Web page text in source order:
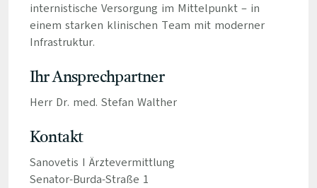
internistische Versorgung im Mittelpunkt – in
einem starken klinischen Team mit moderner
Infrastruktur.
Ihr Ansprechpartner
Herr Dr. med. Stefan Walther
Kontakt
Sanovetis I Ärztevermittlung
Senator-Burda-Straße 1